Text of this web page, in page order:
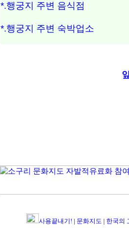
*.행궁지 주변 음식점
*.행궁지 주변 숙박업소
사용끝내기! | 문화지도 | 한국의